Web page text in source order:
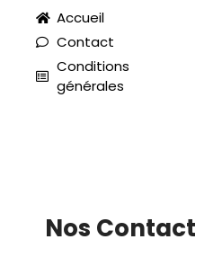
Accueil
Contact
Conditions
générales
Nos Contact